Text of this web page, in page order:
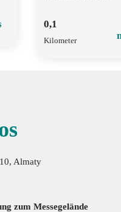
0,1
Kilometer
Almaty
zum Messegelände